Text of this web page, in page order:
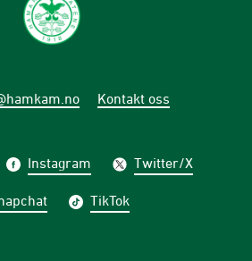
Kontakt oss
Instagram Twitter/X
TikTok